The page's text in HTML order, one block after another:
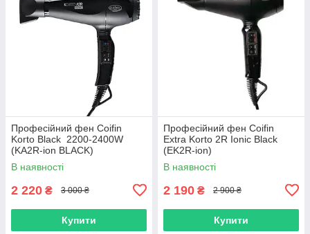
Професійний фен Сoifin
Korto Black 2200-2400W
(KA2R-ion BLACK)
В наявності
2 220 ₴ 3 000 ₴
Купити
Професійний фен Coifin
Extra Korto 2R Ionic Black
(EK2R-ion)
В наявності
2 190 ₴ 2 900 ₴
Купити